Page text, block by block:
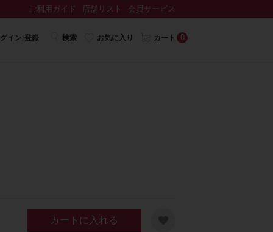
ご利用ガイド 店舗リスト 会員サービス
イン/登録 検索 お気に入り カート 0
カートに入れる